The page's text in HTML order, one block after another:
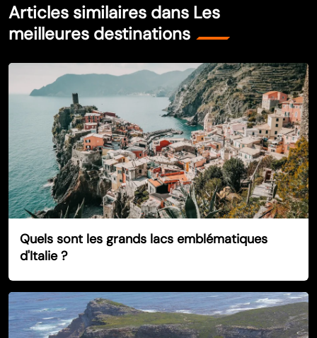
Articles similaires dans Les
meilleures destinations
Quels sont les grands lacs emblématiques
d'Italie ?